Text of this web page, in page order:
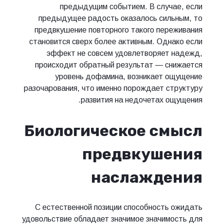
предыдущим событием. В случае, если
предыдущее радость оказалось сильным, то
предвкушение повторного такого переживания
становится сверх более активным. Однако если
эффект не совсем удовлетворяет надежд,
происходит обратный результат — снижается
уровень дофамина, возникает ощущение
разочарования, что именно порождает структуру
развития на недочетах ощущения.
Биологическое смысл
предвкушения
наслаждения
С естественной позиции способность ожидать
удовольствие обладает значимое значимость для